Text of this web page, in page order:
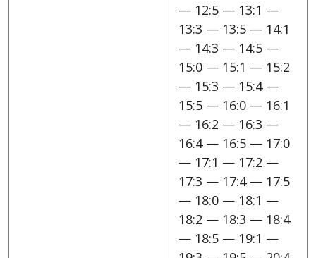
— 12:5 — 13:1 —
13:3 — 13:5 — 14:1
— 14:3 — 14:5 —
15:0 — 15:1 — 15:2
— 15:3 — 15:4 —
15:5 — 16:0 — 16:1
— 16:2 — 16:3 —
16:4 — 16:5 — 17:0
— 17:1 — 17:2 —
17:3 — 17:4 — 17:5
— 18:0 — 18:1 —
18:2 — 18:3 — 18:4
— 18:5 — 19:1 —